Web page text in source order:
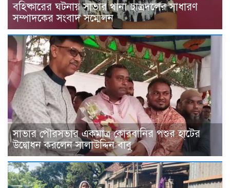
বহিষ্কারের ঘটনায় সাভার থানা ছাত্রদলের সাধারণ
সম্পাদকের সংবাদ সম্মেলন
সাভার পৌরসভার একমাত্র কোরবানির পশুর হাটের
উদ্বোধন করলেন সালাউদ্দিন বাবু